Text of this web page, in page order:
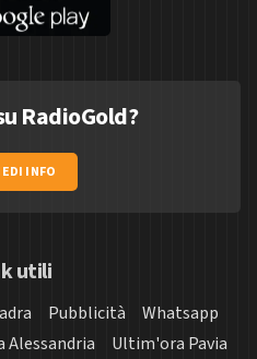
RadioGold?
INFO
utili
Pubblicità
Whatsapp
Ultim'ora Pavia